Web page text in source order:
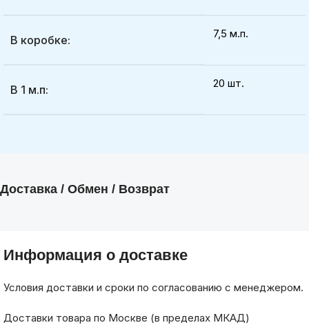
В коробке: 7,5 м.п.
В 1 м.п: 20 шт.
Доставка / Обмен / Возврат
Информация о доставке
Условия доставки и сроки по согласованию с менеджером.
Доставки товара по Москве (в пределах МКАД)